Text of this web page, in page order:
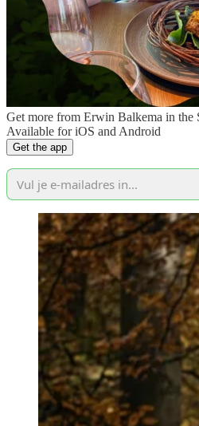
Get more from Erwin Balkema in the
Available for iOS and Android
Get the app